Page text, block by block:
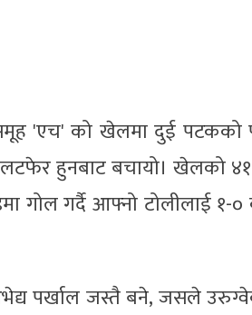
'एच' को खेलमा दुई पटकको
उलटफेर हुनबाट बचायो। खेलको
गोल गर्दै आफ्नो टोलीलाई १-
पर्खाल जस्तै बने, जसले